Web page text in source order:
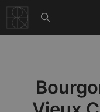
naar
de